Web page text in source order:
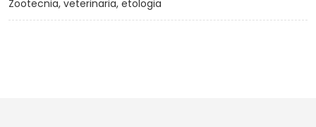
Zootecnia, veterinaria, etologia